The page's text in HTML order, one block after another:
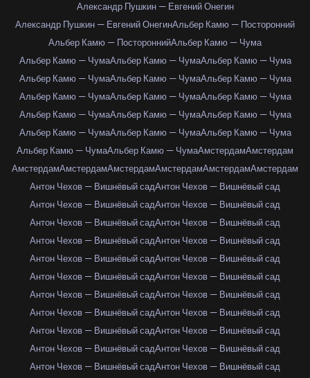
Александр Пушкин — Евгений Онегин
Александр Пушкин — Евгений ОнегинАльбер Камю — Посторонний
Альбер Камю — ПостороннийАльбер Камю — Чума
Альбер Камю — ЧумаАльбер Камю — ЧумаАльбер Камю — Чума
Альбер Камю — ЧумаАльбер Камю — ЧумаАльбер Камю — Чума
Альбер Камю — ЧумаАльбер Камю — ЧумаАльбер Камю — Чума
Альбер Камю — ЧумаАльбер Камю — ЧумаАльбер Камю — Чума
Альбер Камю — ЧумаАльбер Камю — ЧумаАльбер Камю — Чума
Альбер Камю — ЧумаАльбер Камю — ЧумаАмстердамАмстердам
АмстердамАмстердамАмстердамАмстердамАмстердамАмстердам
Антон Чехов — Вишнёвый садАнтон Чехов — Вишнёвый сад
Антон Чехов — Вишнёвый садАнтон Чехов — Вишнёвый сад
Антон Чехов — Вишнёвый садАнтон Чехов — Вишнёвый сад
Антон Чехов — Вишнёвый садАнтон Чехов — Вишнёвый сад
Антон Чехов — Вишнёвый садАнтон Чехов — Вишнёвый сад
Антон Чехов — Вишнёвый садАнтон Чехов — Вишнёвый сад
Антон Чехов — Вишнёвый садАнтон Чехов — Вишнёвый сад
Антон Чехов — Вишнёвый садАнтон Чехов — Вишнёвый сад
Антон Чехов — Вишнёвый садАнтон Чехов — Вишнёвый сад
Антон Чехов — Вишнёвый садАнтон Чехов — Вишнёвый сад
Антон Чехов — Вишнёвый садАнтон Чехов — Вишнёвый сад